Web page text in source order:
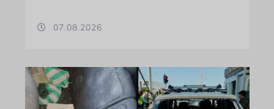
07.08.2026